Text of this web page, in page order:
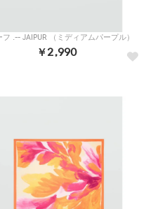
フ .-- JAIPUR （ミディアムパープル）
￥2,990